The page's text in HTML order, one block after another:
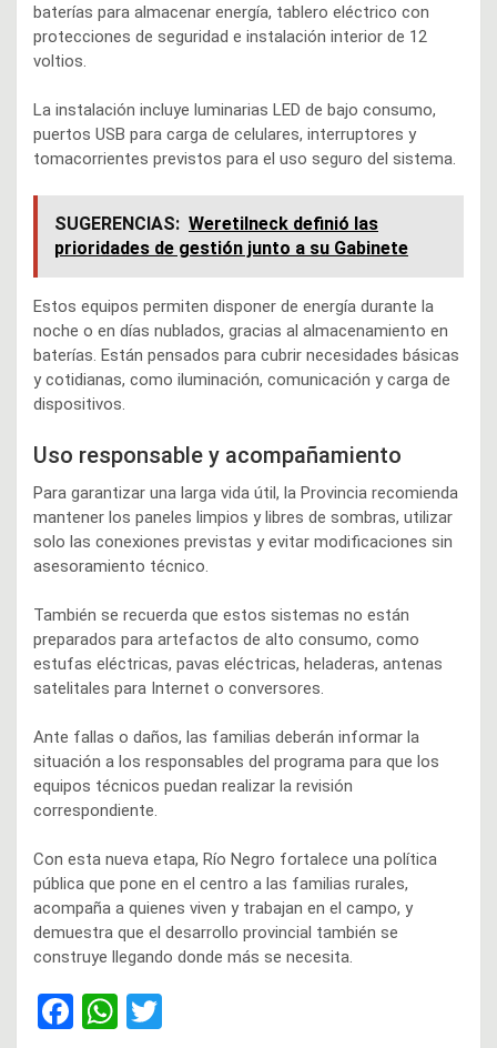
baterías para almacenar energía, tablero eléctrico con
protecciones de seguridad e instalación interior de 12
voltios.
La instalación incluye luminarias LED de bajo consumo,
puertos USB para carga de celulares, interruptores y
tomacorrientes previstos para el uso seguro del sistema.
SUGERENCIAS: Weretilneck definió las
prioridades de gestión junto a su Gabinete
Estos equipos permiten disponer de energía durante la
noche o en días nublados, gracias al almacenamiento en
baterías. Están pensados para cubrir necesidades básicas
y cotidianas, como iluminación, comunicación y carga de
dispositivos.
Uso responsable y acompañamiento
Para garantizar una larga vida útil, la Provincia recomienda
mantener los paneles limpios y libres de sombras, utilizar
solo las conexiones previstas y evitar modificaciones sin
asesoramiento técnico.
También se recuerda que estos sistemas no están
preparados para artefactos de alto consumo, como
estufas eléctricas, pavas eléctricas, heladeras, antenas
satelitales para Internet o conversores.
Ante fallas o daños, las familias deberán informar la
situación a los responsables del programa para que los
equipos técnicos puedan realizar la revisión
correspondiente.
Con esta nueva etapa, Río Negro fortalece una política
pública que pone en el centro a las familias rurales,
acompaña a quienes viven y trabajan en el campo, y
demuestra que el desarrollo provincial también se
construye llegando donde más se necesita.
F
W